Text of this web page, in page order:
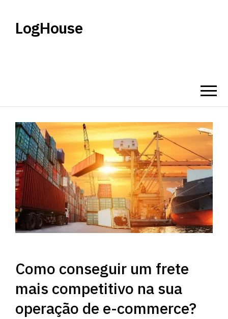
LogHouse
Como conseguir um frete
mais competitivo na sua
operação de e-commerce?